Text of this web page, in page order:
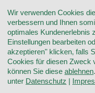
WIDERRUF
VERTRAG WIDERRUFEN
KONTAKT
DATENSCHUTZ
COOKIE-EINSTELLUNGEN
Wir verwenden Cookies
verbessern und Ihnen
optimales Kundenerlebnis
Einstellungen bearbeiten
akzeptieren" klicken, falls
Cookies für diesen Zweck
können Sie diese ablehnen
unter Datenschutz |